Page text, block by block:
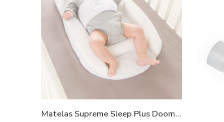
Matelas Supreme Sleep Plus Doomoo *